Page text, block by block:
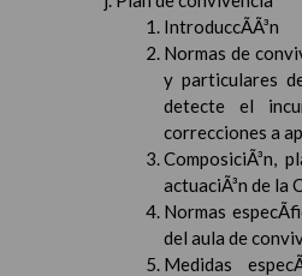
IntroduccÃ­Ã³n
Normas de
y particulares
detecte el
correcciones a
ComposiciÃ³n,
actuaciÃ³n de la
Normas
del aula de
Medidas